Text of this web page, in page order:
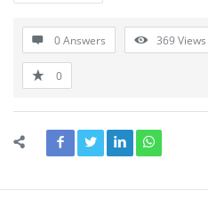
0 Answers 369Views
0